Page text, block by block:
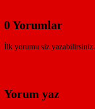
0 Yorumlar
İlk yorumu siz yazabilirsiniz.
Yorum yaz